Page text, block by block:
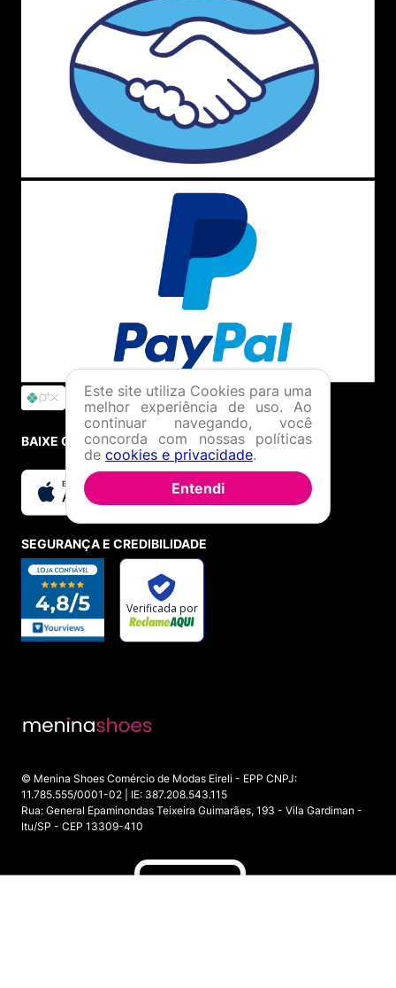
BAIXE O APP
SEGURANÇA E CREDIBILIDADE
© Menina Shoes Comércio de Modas Eireli - EPP CNPJ:
11.785.555/0001-02 | IE: 387.208.543.115
Rua: General Epaminondas Teixeira Guimarães, 193 - Vila Gardiman -
Itu/SP - CEP 13309-410
Este site utiliza Cookies para uma
melhor experiência de uso. Ao
continuar navegando, você
concorda com nossas políticas
de cookies e privacidade.
Entendi